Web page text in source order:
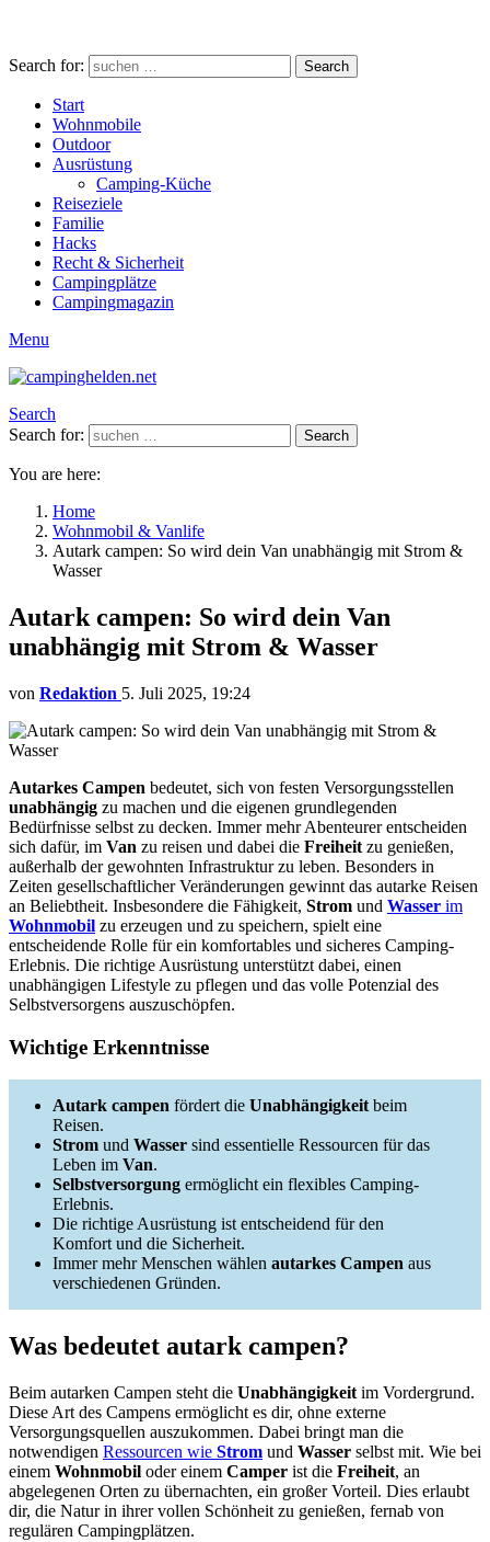
Search for: Search
Start
Wohnmobile
Outdoor
Ausrüstung
Camping-Küche
Reiseziele
Familie
Hacks
Recht & Sicherheit
Campingplätze
Campingmagazin
Menu
Search
Search for:
Search
You are here:
Home
Wohnmobil & Vanlife
Autark campen: So wird dein Van unabhängig mit Strom &
Wasser
Autark campen: So wird dein Van
unabhängig mit Strom & Wasser
von Redaktion 5. Juli 2025, 19:24
Autarkes Campen bedeutet, sich von festen Versorgungsstellen
unabhängig zu machen und die eigenen grundlegenden
Bedürfnisse selbst zu decken. Immer mehr Abenteurer entscheiden
sich dafür, im Van zu reisen und dabei die Freiheit zu genießen,
außerhalb der gewohnten Infrastruktur zu leben. Besonders in
Zeiten gesellschaftlicher Veränderungen gewinnt das autarke Reisen
an Beliebtheit. Insbesondere die Fähigkeit, Strom und Wasser im
Wohnmobil zu erzeugen und zu speichern, spielt eine
entscheidende Rolle für ein komfortables und sicheres Camping-
Erlebnis. Die richtige Ausrüstung unterstützt dabei, einen
unabhängigen Lifestyle zu pflegen und das volle Potenzial des
Selbstversorgens auszuschöpfen.
Wichtige Erkenntnisse
Autark campen fördert die Unabhängigkeit beim
Reisen.
Strom und Wasser sind essentielle Ressourcen für das
Leben im Van.
Selbstversorgung ermöglicht ein flexibles Camping-
Erlebnis.
Die richtige Ausrüstung ist entscheidend für den
Komfort und die Sicherheit.
Immer mehr Menschen wählen autarkes Campen aus
verschiedenen Gründen.
Was bedeutet autark campen?
Beim autarken Campen steht die Unabhängigkeit im Vordergrund.
Diese Art des Campens ermöglicht es dir, ohne externe
Versorgungsquellen auszukommen. Dabei bringt man die
notwendigen Ressourcen wie Strom und Wasser selbst mit. Wie bei
einem Wohnmobil oder einem Camper ist die Freiheit, an
abgelegenen Orten zu übernachten, ein großer Vorteil. Dies erlaubt
dir, die Natur in ihrer vollen Schönheit zu genießen, fernab von
regulären Campingplätzen.